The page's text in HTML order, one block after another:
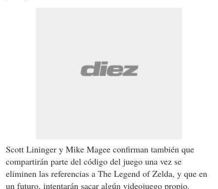
Scott Lininger y Mike Magee confirman también que
compartirán parte del código del juego una vez se
eliminen las referencias a The Legend of Zelda, y que en
un futuro, intentarán sacar algún videojuego propio.